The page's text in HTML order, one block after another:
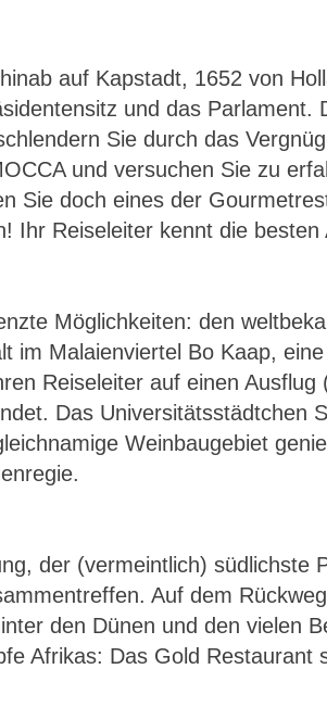
auf Kapstadt, 1652 von
und das Parlament.
Sie durch das
und versuchen Sie zu
Sie doch eines der
Ihr Reiseleiter kennt die besten
Möglichkeiten: den
im Malaienviertel Bo Kaap,
Reiseleiter auf einen
Das Universitätsstädtchen
Weinbaugebiet
der (vermeintlich) südlichste
Auf dem
den Dünen und den vielen
Afrikas: Das Gold Restaurant